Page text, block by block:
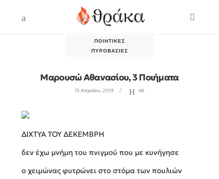
ΠΟΙΗΤΙΚΈΣ
ΠΥΡΟΒΑΣΊΕΣ
Μαρουσώ Αθανασίου, 3 Ποιήματα
13 Απριλίου, 2019 48
ΔΙΧΤΥΑ ΤΟΥ ΔΕΚΕΜΒΡΗ
δεν έχω μνήμη του πνιγμού που με κυνήγησε
ο χειμώνας φυτρώνει στο στόμα των πουλιών